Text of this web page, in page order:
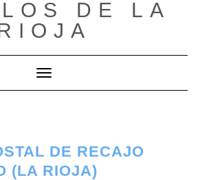
DE LA
Cambiar modo de navegación
DE RECAJO
(LA RIOJA)